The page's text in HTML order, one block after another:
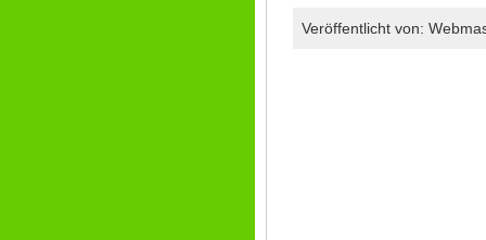
Veröffentlicht von: